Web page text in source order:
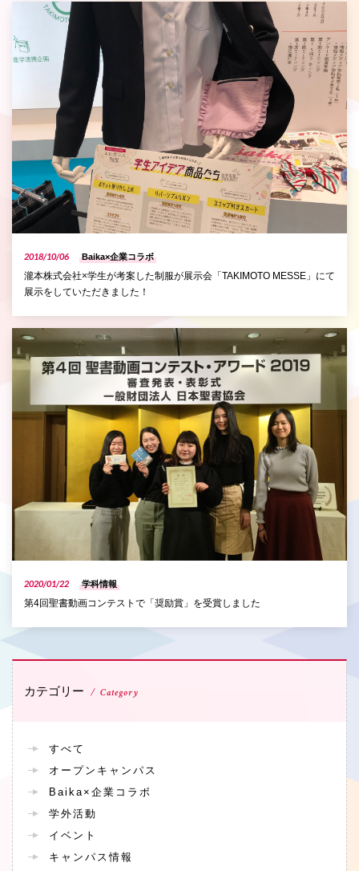
2018/10/06 Baika×企業コラボ
瀧本株式会社×学生が考案した制服が展示会「TAKIMOTO MESSE」にて
展示をしていただきました！
2020/01/22 学科情報
第4回聖書動画コンテストで「奨励賞」を受賞しました
カテゴリー Category
すべて
オープンキャンパス
Baika×企業コラボ
学外活動
イベント
キャンパス情報